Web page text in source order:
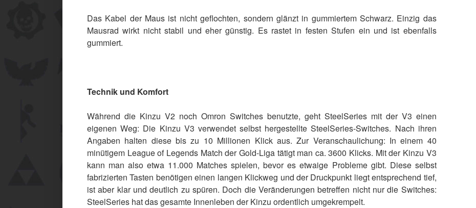
Das Kabel der Maus ist nicht geflochten, sondern glänzt in gummiertem Schwarz. Einzig das
Mausrad wirkt nicht stabil und eher günstig. Es rastet in festen Stufen ein und ist ebenfalls
gummiert.
Technik und Komfort
Während die Kinzu V2 noch Omron Switches benutzte, geht SteelSeries mit der V3 einen
eigenen Weg: Die Kinzu V3 verwendet selbst hergestellte SteelSeries-Switches. Nach ihren
Angaben halten diese bis zu 10 Millionen Klick aus. Zur Veranschaulichung: In einem 40
minütigem League of Legends Match der Gold-Liga tätigt man ca. 3600 Klicks. Mit der Kinzu V3
kann man also etwa 11.000 Matches spielen, bevor es etwaige Probleme gibt. Diese selbst
fabrizierten Tasten benötigen einen langen Klickweg und der Druckpunkt liegt entsprechend tief,
ist aber klar und deutlich zu spüren. Doch die Veränderungen betreffen nicht nur die Switches:
SteelSeries hat das gesamte Innenleben der Kinzu ordentlich umgekrempelt.